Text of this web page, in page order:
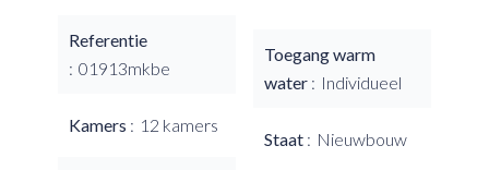
Referentie
01913mkbe
Kamers 12 kamers
Toegang warm
water
Individueel
Staat Nieuwbouw